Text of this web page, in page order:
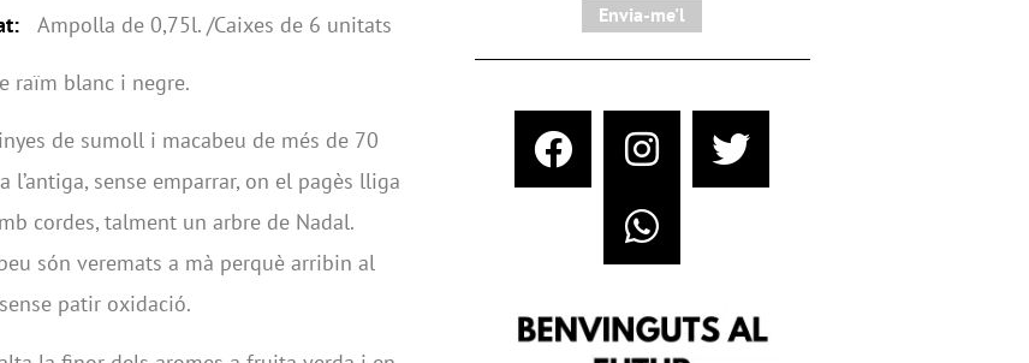
Ampolla de 0,75l. /Caixes de 6 unitats
raïm blanc i negre.
de sumoll i macabeu de més de 70
l’antiga, sense emparrar, on el pagès lliga
cordes, talment un arbre de Nadal.
són veremats a mà perquè arribin al
patir oxidació.
Envia-me'l